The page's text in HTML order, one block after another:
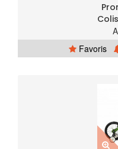
Favoris